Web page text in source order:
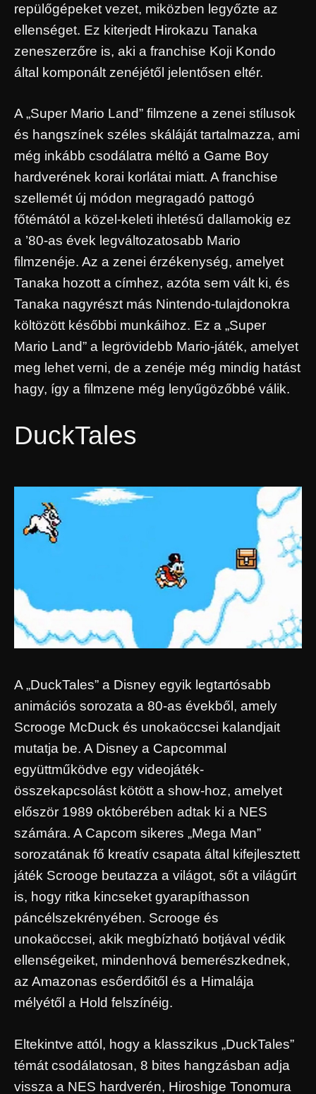
repülőgépeket vezet, miközben legyőzte az
ellenséget. Ez kiterjedt Hirokazu Tanaka
zeneszerzőre is, aki a franchise Koji Kondo
által komponált zenéjétől jelentősen eltér.
A „Super Mario Land” filmzene a zenei stílusok
és hangszínek széles skáláját tartalmazza, ami
még inkább csodálatra méltó a Game Boy
hardverének korai korlátai miatt. A franchise
szellemét új módon megragadó pattogó
főtémától a közel-keleti ihletésű dallamokig ez
a ’80-as évek legváltozatosabb Mario
filmzenéje. Az a zenei érzékenység, amelyet
Tanaka hozott a címhez, azóta sem vált ki, és
Tanaka nagyrészt más Nintendo-tulajdonokra
költözött későbbi munkáihoz. Ez a „Super
Mario Land” a legrövidebb Mario-játék, amelyet
meg lehet verni, de a zenéje még mindig hatást
hagy, így a filmzene még lenyűgözőbbé válik.
DuckTales
A „DuckTales” a Disney egyik legtartósabb
animációs sorozata a 80-as évekből, amely
Scrooge McDuck és unokaöccsei kalandjait
mutatja be. A Disney a Capcommal
együttműködve egy videojáték-
összekapcsolást kötött a show-hoz, amelyet
először 1989 októberében adtak ki a NES
számára. A Capcom sikeres „Mega Man”
sorozatának fő kreatív csapata által kifejlesztett
játék Scrooge beutazza a világot, sőt a világűrt
is, hogy ritka kincseket gyarapíthasson
páncélszekrényében. Scrooge és
unokaöccsei, akik megbízható botjával védik
ellenségeiket, mindenhová bemerészkednek,
az Amazonas esőerdőitől és a Himalája
mélyétől a Hold felszínéig.
Eltekintve attól, hogy a klasszikus „DuckTales”
témát csodálatosan, 8 bites hangzásban adja
vissza a NES hardverén, Hiroshige Tonomura